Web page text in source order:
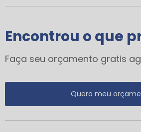
Encontrou o que
Faça seu orçamento gratis
Quero meu